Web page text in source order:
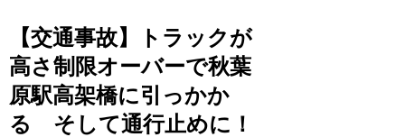
【交通事故】トラックが
高さ制限オーバーで秋葉
原駅高架橋に引っかか
る そして通行止めに！